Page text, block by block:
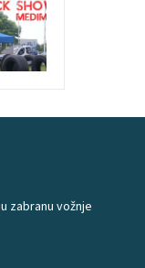
zabranu vožnje